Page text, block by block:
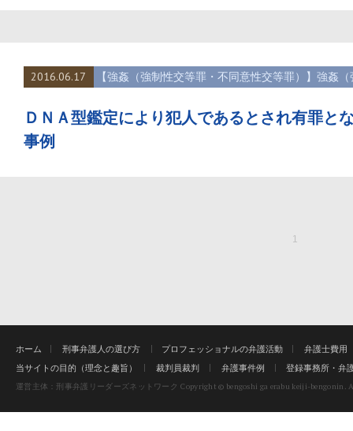
2016.06.17 【強姦（強制性交等罪・不同意性交等罪）】強姦
ＤＮＡ型鑑定により犯人であるとされ有罪と
事例
1
ホーム 刑事弁護人の選び方 プロフェッショナルの弁護活動
弁護士費用
当サイトの目的（理念と趣旨）
裁判員裁判 弁護事件例 登録事務所・弁
運営主体：刑事弁護リーダーズネットワークCopyright © bengoshi ga erabu keiji-bengonin.